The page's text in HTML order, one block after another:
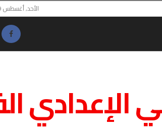
الأحد, أغسطس 9, 2026
الإعدادي